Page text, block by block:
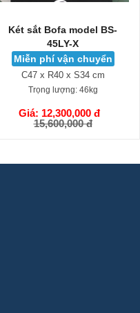
Két sắt Bofa model BS-
45LY-X
Miễn phí vận chuyển
C47 x R40 x S34 cm
Trọng lượng:46kg
Giá: 12,300,000 đ
15,600,000 đ
GIỎ HÀNG